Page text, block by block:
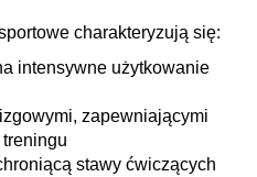
charakteryzują się:
intensywne użytkowanie
zapewniającymi
stawy ćwiczących